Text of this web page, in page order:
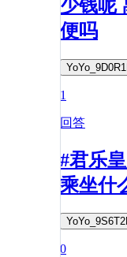
少钱呢
便吗
1
回答
#君乐
乘坐什
0